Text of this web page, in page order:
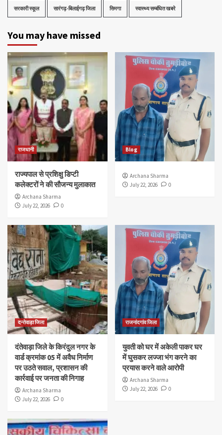
सरकारी स्कूल सारंगढ़-बिलाईगढ़ जिला सिमगा स्वास्थ्य सम्बंधित खबरे
You may have missed
राजधानी
राज्यपाल से प्रशिक्षु डिप्टी
कलेक्टरों ने की सौजन्य मुलाकात
Archana Sharma
July 22, 2026
0
Blog
Archana Sharma
July 22, 2026
0
दन्तेवाड़ा जिला
दंतेवाड़ा जिले के किरंदुल नगर के
वार्ड क्रमांक 05 में अवैध निर्माण
पर उठते सवाल, प्रशासन की
कार्रवाई पर जनता की निगाह
Archana Sharma
July 22, 2026
0
राजनांदगांव जिला
युवती को घर में अकेली पाकर घर
में घुसकर लज्जा भंग करने का
प्रयास करने वाले आरोपी
Archana Sharma
July 22, 2026
0